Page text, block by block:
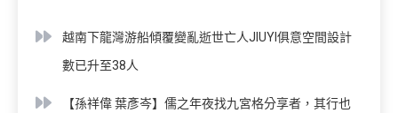
越南下龍灣游船傾覆變亂逝世亡人JIUYI俱意空間設計
數已升至38人
【孫祥偉 葉彥岑】儒之年夜找九宮格分享者，其行也